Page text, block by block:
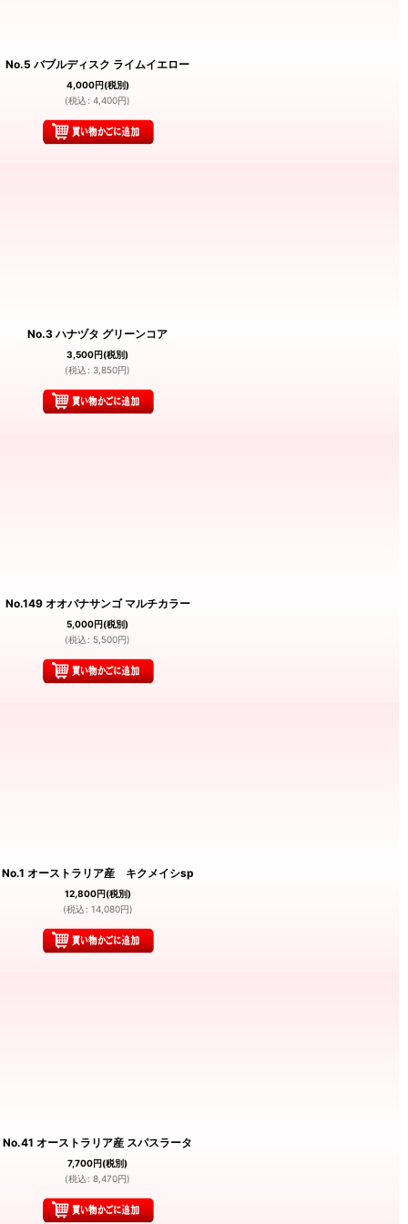
No.5 バブルディスク ライムイエロー
4,000円(税別)
(税込 : 4,400円)
No.3 ハナヅタ グリーンコア
3,500円(税別)
(税込 : 3,850円)
No.149 オオバナサンゴ マルチカラー
5,000円(税別)
(税込 : 5,500円)
No.1 オーストラリア産 キクメイシsp
12,800円(税別)
(税込 : 14,080円)
No.41 オーストラリア産 スパスラータ
7,700円(税別)
(税込 : 8,470円)